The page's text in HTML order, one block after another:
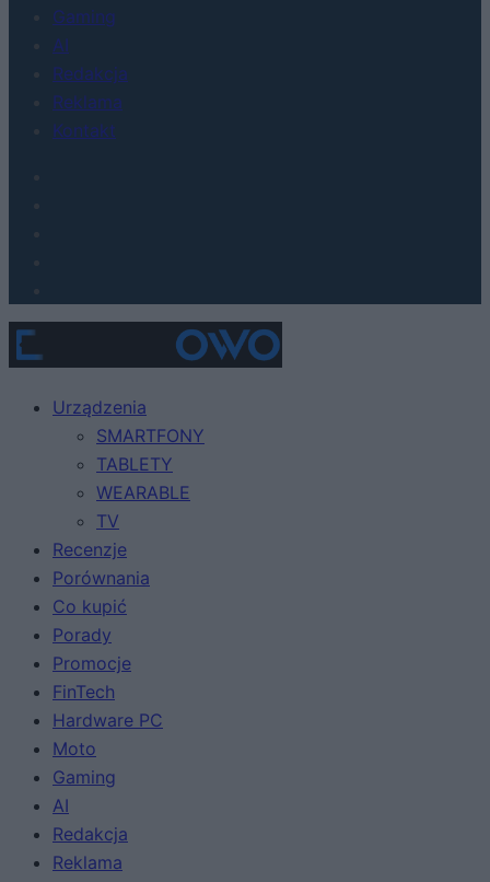
Gaming
AI
Redakcja
Reklama
Kontakt
Urządzenia
SMARTFONY
TABLETY
WEARABLE
TV
Recenzje
Porównania
Co kupić
Porady
Promocje
FinTech
Hardware PC
Moto
Gaming
AI
Redakcja
Reklama